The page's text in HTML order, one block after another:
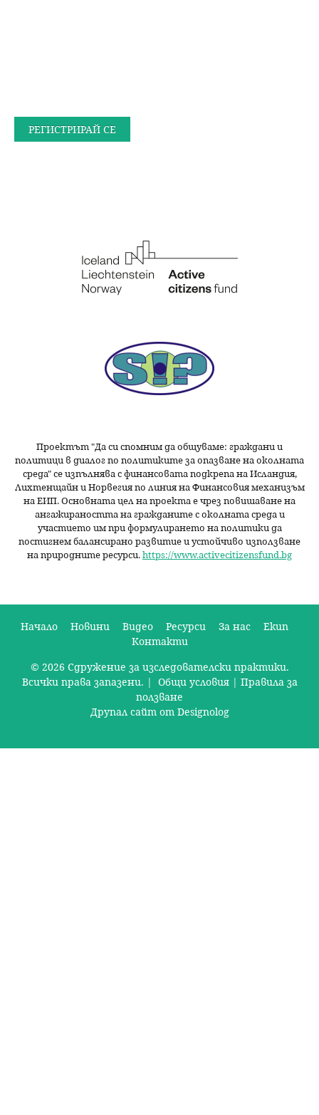
Проектът "Да си спомним даобщуваме: граждани и
политици в диалог по политиките за опазване на околната
среда" се изпълнява с финансовата подкрепа на Исландия,
Лихтенщайн и Норвегия по линия на Финансовия механизъм
на ЕИП. Основната цел на проекта е чрез повишаване на
ангажираността на гражданите с околната среда и
участието им при формулирането на политики да
постигнем балансирано развитие и устойчиво използване
на природните ресурси.https://www.activecitizensfund.bg
с
в
Начало Новини Видео Ресурси За нас
Екип
Контакти
© 2026 Сдружение за изследователски практики.
Всички права запазени. | Общи условия| Правила за
ползване
Друпал сайт от Designolog